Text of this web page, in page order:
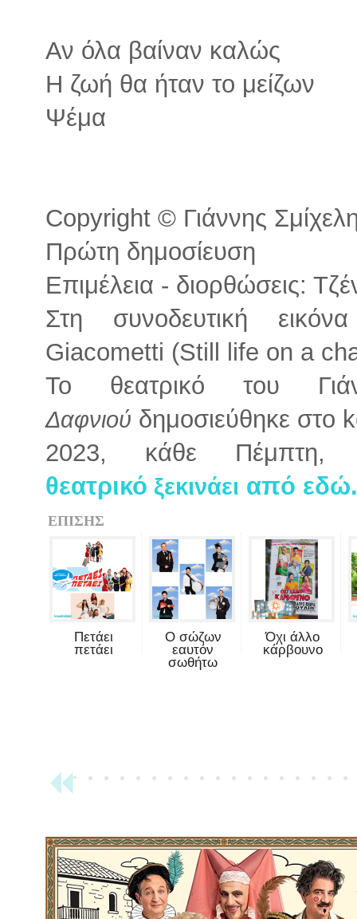
Αν όλα βαίναν καλώς
Η ζωή θα ήταν το μείζων
Ψέμα
Copyright © Γιάννης
Πρώτη δημοσίευση
Επιμέλεια - διορθώσεις:
Στη συνοδευτική
Giacometti (Still life on a
Το θεατρικό του
Δαφνιού δημοσιεύθηκε στο
2023, κάθε
θεατρικό ξεκινάει από εδώ.
ΕΠΙΣΗΣ
Πετάει
πετάει
Ο σώζων
εαυτόν
σωθήτω
Όχι άλλο
κάρβουνο